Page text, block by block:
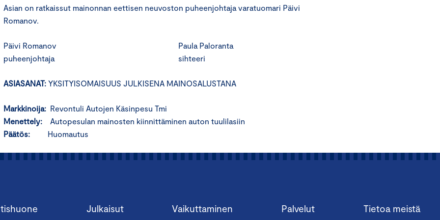
Asian on ratkaissut mainonnan eettisen neuvoston puheenjohtaja varatuomari Päivi
Romanov.
Päivi Romanov Paula Paloranta
puheenjohtaja sihteeri
ASIASANAT: YKSITYISOMAISUUS JULKISENA MAINOSALUSTANA
Markkinoija: Revontuli Autojen Käsinpesu Tmi
Menettely: Autopesulan mainosten kiinnittäminen auton tuulilasiin
Päätös: Huomautus
Julkaisut Vaikuttaminen Palvelut Tietoa meistä